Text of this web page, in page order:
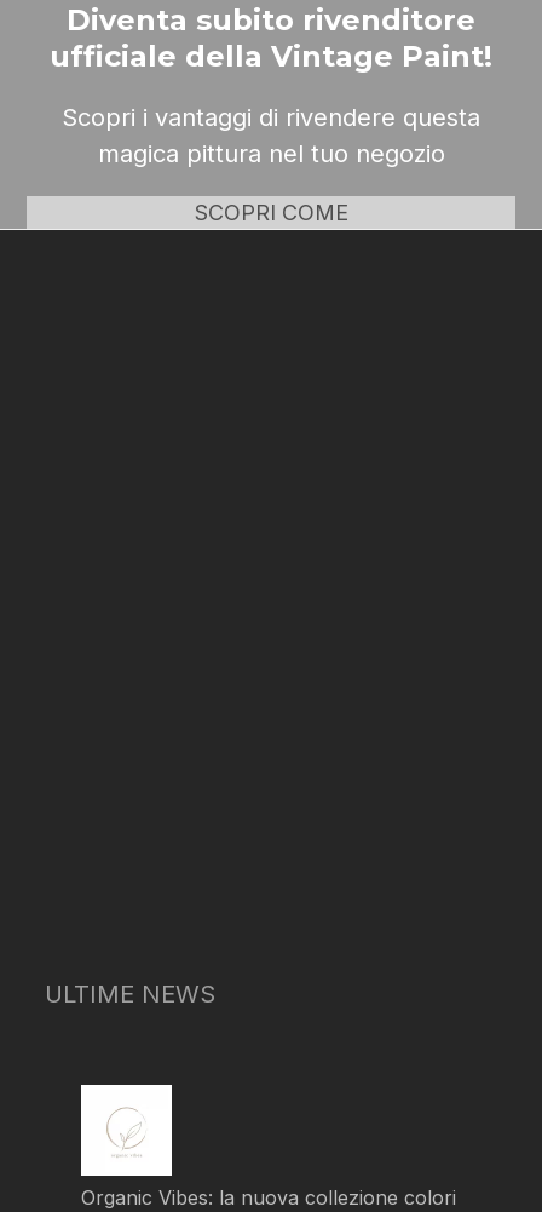
Diventa subito rivenditore
ufficiale della Vintage Paint!
Scopri i vantaggi di rivendere questa
magica pittura nel tuo negozio
SCOPRI COME
ULTIME NEWS
Organic Vibes: la nuova collezione colori